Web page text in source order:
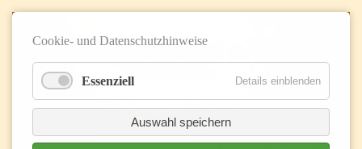
Cookie- und Datenschutzhinweise
Essenziell Details einblenden
Auswahl speichern